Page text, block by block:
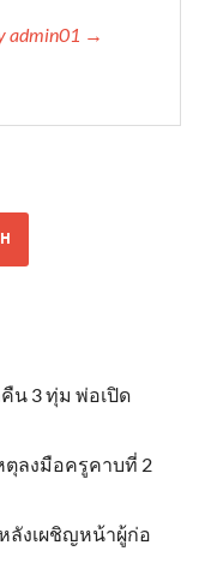
admin01 →
น 3 ทุ่ม พ่อเปิด
ตุลงมือครูคาบที่ 2
ลังเผชิญหน้าผู้ก่อ